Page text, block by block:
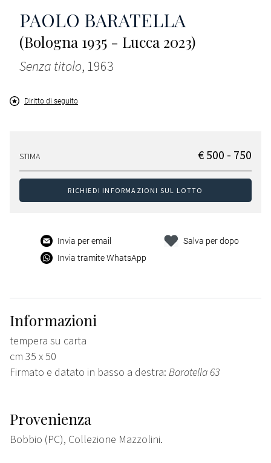
PAOLO BARATELLA
(Bologna 1935 - Lucca 2023)
Senza titolo, 1963
Diritto di seguito
STIMA € 500 - 750
RICHIEDI INFORMAZIONI SUL LOTTO
Invia per email
Invia tramite WhatsApp
Salva per dopo
Informazioni
tempera su carta
cm 35 x 50
Firmato e datato in basso a destra: Baratella 63
Provenienza
Bobbio (PC), Collezione Mazzolini.